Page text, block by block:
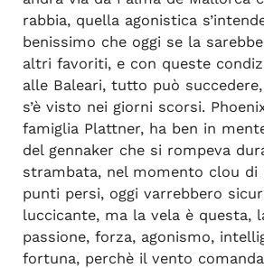
rabbia, quella agonistica
benissimo che oggi se la
altri favoriti, e con queste
alle Baleari, tutto può
s’è visto nei giorni scorsi.
famiglia Plattner, ha ben in
del gennaker che si rompeva
strambata, nel momento clou di
punti persi, oggi varrebbero
luccicante, ma la vela è questa,
passione, forza, agonismo,
fortuna, perchè il vento